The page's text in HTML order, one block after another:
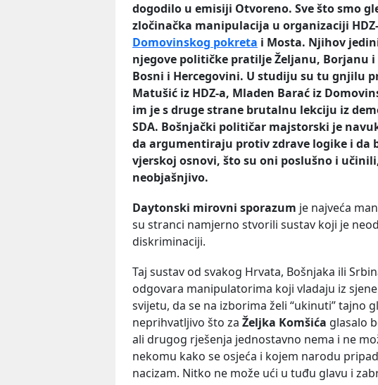
dogodilo u emisiji Otvoreno. Sve što smo
zločinačka manipulacija u organizaciji
Domovinskog pokreta i Mosta. Njihov
njegove političke pratilje Željanu, Borjanu
Bosni i Hercegovini. U studiju su tu gnjilu
Matušić iz HDZ-a, Mladen Barać iz
im je s druge strane brutalnu lekciju iz
SDA. Bošnjački političar majstorski je
da argumentiraju protiv zdrave logike i da
vjerskoj osnovi, što su oni poslušno i
neobjašnjivo.
Daytonski mirovni sporazum je najveća
su stranci namjerno stvorili sustav koji je
diskriminaciji.
Taj sustav od svakog Hrvata, Bošnjaka ili
odgovara manipulatorima koji vladaju iz
svijetu, da se na izborima želi “ukinuti” tajno
neprihvatljivo što za Željka Komšića glasalo
ali drugog rješenja jednostavno nema i ne
nekomu kako se osjeća i kojem narodu
nacizam. Nitko ne može ući u tuđu glavu i